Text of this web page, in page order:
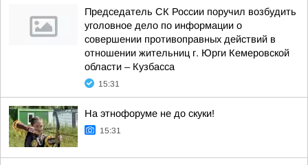
Председатель СК России поручил возбудить
уголовное дело по информации о
совершении противоправных действий в
отношении жительниц г. Юрги Кемеровской
области – Кузбасса
15:31
На этнофоруме не до скуки!
15:31